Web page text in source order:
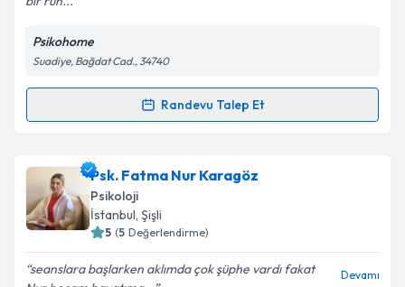
Psikohome
Suadiye, Bağdat Cad., 34740
Randevu Talep Et
Randevu Takvimi Talebi
Psk. Aslıhan Dolguniçin randevu takvimi talebi
oluşturun. Size bu uzmandan randevu almanız için bir
takvim hazırlandığında e-posta ile bilgilendireceğiz.
Psk. Fatma Nur Karagöz
Psikoloji
İstanbul, Şişli
5 (5 Değerlendirme)
seanslara başlarken aklımda çok şüphe vardı fakat
Devamı